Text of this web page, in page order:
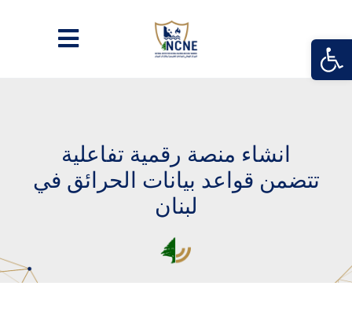
انشاء منصة رقمية تفاعلية
تتضمن قواعد بيانات الحرائق في
لبنان